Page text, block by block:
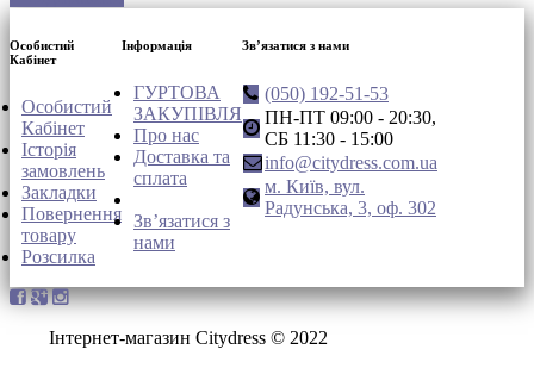
Особистий
Кабінет
Особистий
Кабінет
Історія
замовлень
Закладки
Повернення
товару
Розсилка
Інформація
ГУРТОВА
ЗАКУПІВЛЯ
Про нас
Доставка та
сплата
Зв’язатися з
нами
Зв’язатися з нами
(050) 192-51-53
ПН-ПТ 09:00 - 20:30,
СБ 11:30 - 15:00
info@citydress.com.ua
м. Київ, вул.
Радунська, 3, оф. 302
Інтернет-магазин Citydress © 2022